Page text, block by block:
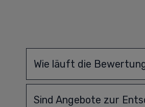
Wie läuft die
Sind Angebote zur